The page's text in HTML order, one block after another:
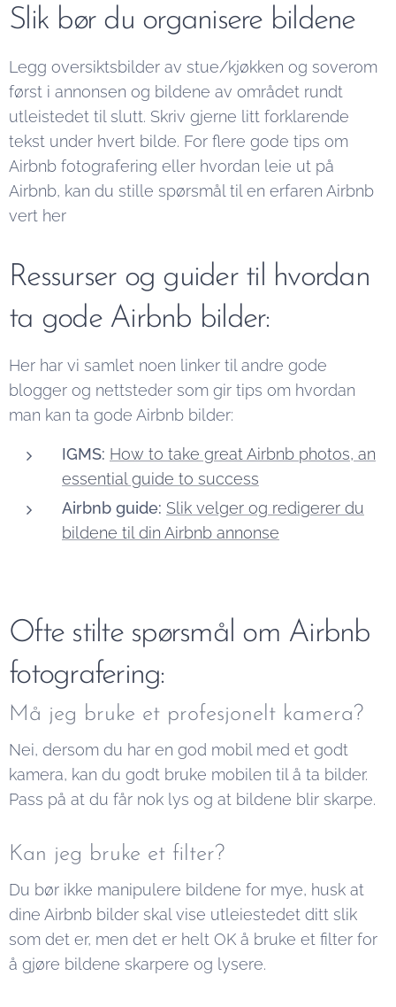
Slik bør du organisere bildene
Legg oversiktsbilder av stue/kjøkken og soverom
først i annonsen og bildene av området rundt
utleistedet til slutt. Skriv gjerne litt forklarende
tekst under hvert bilde. For flere gode tips om
Airbnb fotografering eller hvordan leie ut på
Airbnb, kan du stille spørsmål til en erfaren Airbnb
vert her
Ressurser og guider til hvordan
ta gode Airbnb bilder:
Her har vi samlet noen linker til andre gode
blogger og nettsteder som gir tips om hvordan
man kan ta gode Airbnb bilder:
IGMS: How to take great Airbnb photos, an
essential guide to success
Airbnb guide: Slik velger og redigerer du
bildene til din Airbnb annonse
Ofte stilte spørsmål om Airbnb
fotografering:
Må jeg bruke et profesjonelt kamera?
Nei, dersom du har en god mobil med et godt
kamera, kan du godt bruke mobilen til å ta bilder.
Pass på at du får nok lys og at bildene blir skarpe.
Kan jeg bruke et filter?
Du bør ikke manipulere bildene for mye, husk at
dine Airbnb bilder skal vise utleiestedet ditt slik
som det er, men det er helt OK å bruke et filter for
å gjøre bildene skarpere og lysere.